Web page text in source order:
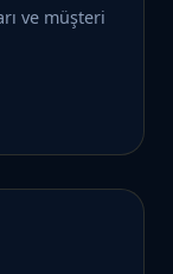
ve müşteri